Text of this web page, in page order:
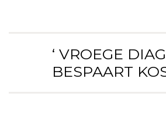
‘ VROEGE
BESPAART